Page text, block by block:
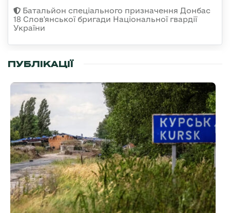
Батальйон спеціального призначення Донбас
18 Слов'янської бригади Національної гвардії
України
ПУБЛІКАЦІЇ